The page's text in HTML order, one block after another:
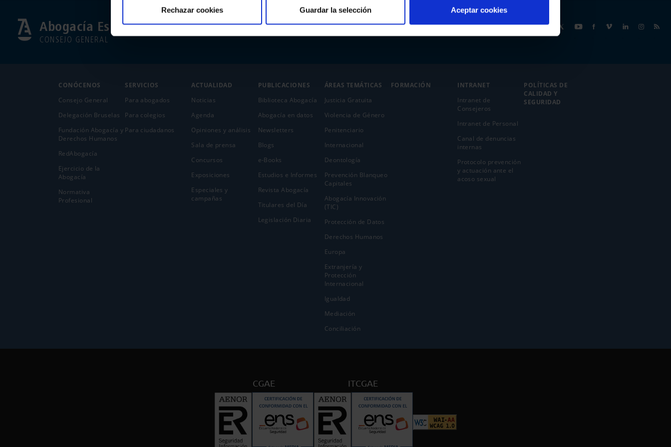
Rechazar cookies Guardar la selección Aceptar cookies
Abogacía Española
CONSEJO GENERAL
Síguenos
CONÓCENOS
Consejo General
Delegación Bruselas
Fundación Abogacía y
Derechos Humanos
RedAbogacía
Ejercicio de la
Abogací­a
Normativa
Profesional
SERVICIOS
Para abogados
Para colegios
Para ciudadanos
ACTUALIDAD
Noticias
Agenda
Opiniones y análisis
Sala de prensa
Concursos
Exposiciones
Especiales y
campañas
PUBLICACIONES
Biblioteca Abogacía
Abogacía en datos
Newsletters
Blogs
e-Books
Estudios e Informes
Revista Abogacía
Titulares del Día
Legislación Diaria
ÁREAS TEMÁTICAS
Justicia Gratuita
Violencia de Género
Penitenciario
Internacional
Deontología
Prevención Blanqueo
Capitales
Abogacía Innovación
(TIC)
Protección de Datos
Derechos Humanos
Europa
Extranjería y
Protección
Internacional
Igualdad
Mediación
Conciliación
FORMACIÓN
INTRANET
Intranet de
Consejeros
Intranet de Personal
Canal de denuncias
internas
Protocolo prevención
y actuación ante el
acoso sexual
POLÍTICAS DE
CALIDAD Y
SEGURIDAD
CGAE ITCGAE